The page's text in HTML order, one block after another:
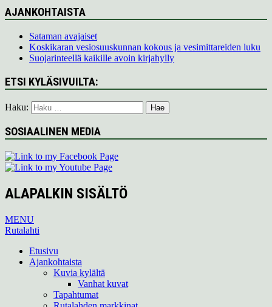
AJANKOHTAISTA
Sataman avajaiset
Koskikaran vesiosuuskunnan kokous ja vesimittareiden luku
Suojarinteellä kaikille avoin kirjahylly
ETSI KYLÄSIVUILTA:
Haku:
SOSIAALINEN MEDIA
ALAPALKIN SISÄLTÖ
MENU
Rutalahti
Etusivu
Ajankohtaista
Kuvia kylältä
Vanhat kuvat
Tapahtumat